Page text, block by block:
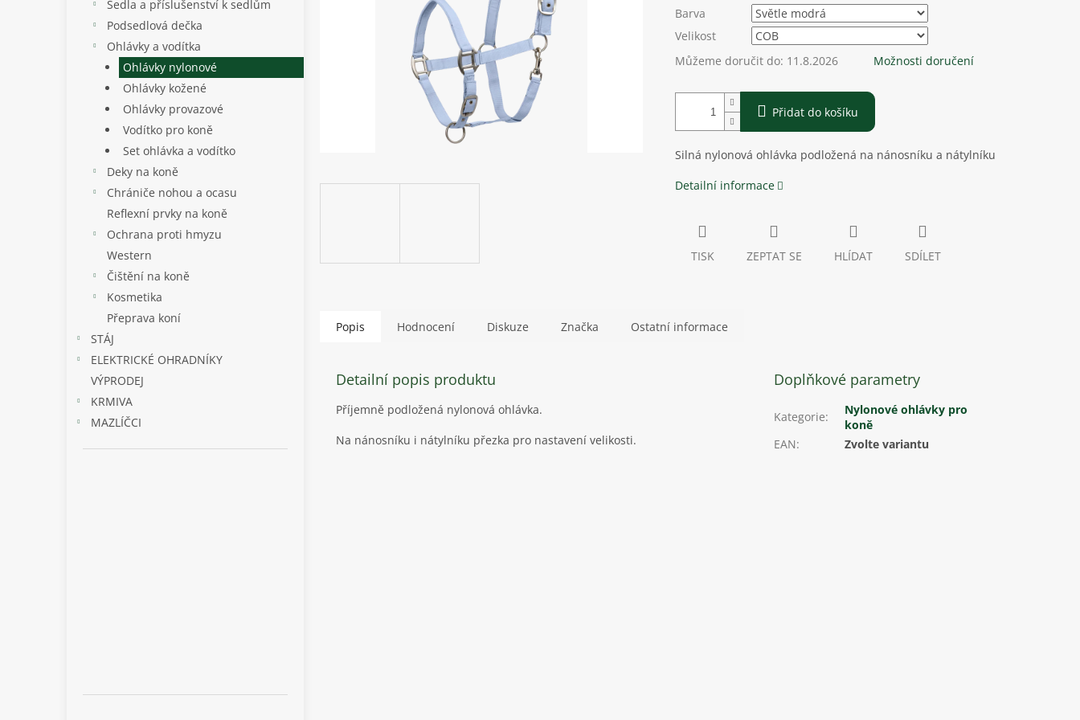
Sedla a příslušenství k sedlům
Podsedlová dečka
Ohlávky a vodítka
Ohlávky nylonové
Ohlávky kožené
Ohlávky provazové
Vodítko pro koně
Set ohlávka a vodítko
Deky na koně
Chrániče nohou a ocasu
Reflexní prvky na koně
Ochrana proti hmyzu
Western
Čištění na koně
Kosmetika
Přeprava koní
STÁJ
ELEKTRICKÉ OHRADNÍKY
VÝPRODEJ
KRMIVA
MAZLÍČCI
Barva
Velikost
Můžeme doručit do: 11.8.2026 Možnosti doručení
Přidat do košíku
Silná nylonová ohlávka podložená na nánosníku a nátylníku
Detailní informace
TISK ZEPTAT SE HLÍDAT SDÍLET
Popis Hodnocení Diskuze Značka Ostatní informace
Detailní popis produktu
Příjemně podložená nylonová ohlávka.
Na nánosníku i nátylníku přezka pro nastavení velikosti.
Doplňkové parametry
Kategorie:
Nylonové ohlávky pro
koně
EAN: Zvolte variantu